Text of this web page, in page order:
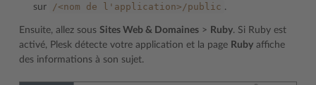
sur
/<nom de l'application>/public .
Ensuite, allez sous Sites Web & Domaines > Ruby. Si Ruby est
activé, Plesk détecte votre application et la page Ruby affiche
des informations à son sujet.